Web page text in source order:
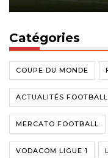
Catégories
COUPE DU MONDE
ACTUALITÉS FOOTBALL
MERCATO FOOTBALL
VODACOM LIGUE 1